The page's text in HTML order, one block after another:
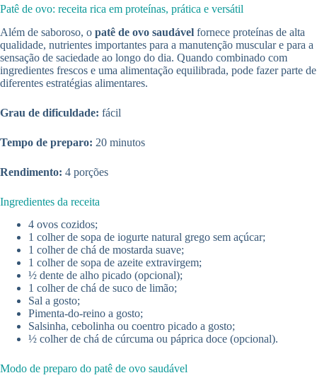
Patê de ovo: receita rica em proteínas, prática e versátil
Além de saboroso, o patê de ovo saudável fornece proteínas de alta
qualidade, nutrientes importantes para a manutenção muscular e para a
sensação de saciedade ao longo do dia. Quando combinado com
ingredientes frescos e uma alimentação equilibrada, pode fazer parte de
diferentes estratégias alimentares.
Grau de dificuldade: fácil
Tempo de preparo: 20 minutos
Rendimento: 4 porções
Ingredientes da receita
4 ovos cozidos;
1 colher de sopa de iogurte natural grego sem açúcar;
1 colher de chá de mostarda suave;
1 colher de sopa de azeite extravirgem;
½ dente de alho picado (opcional);
1 colher de chá de suco de limão;
Sal a gosto;
Pimenta-do-reino a gosto;
Salsinha, cebolinha ou coentro picado a gosto;
½ colher de chá de cúrcuma ou páprica doce (opcional).
Modo de preparo do patê de ovo saudável